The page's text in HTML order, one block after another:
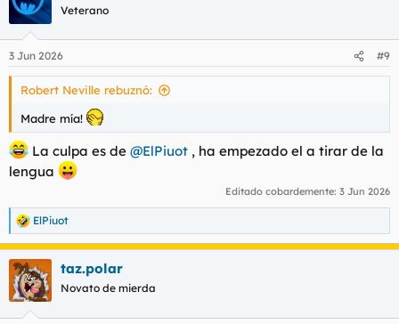
Veterano
3 Jun 2026 #9
Robert Neville rebuznó:
Madre mía!
La culpa es de @ElPiuot , ha empezado el a tirar de la
lengua
Editado cobardemente: 3 Jun 2026
R
e
a
c
c
i
ElPiuot
taz.polar
Novato de mierda